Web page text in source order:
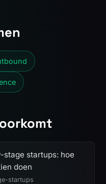
stage startups: hoe
doen
startups